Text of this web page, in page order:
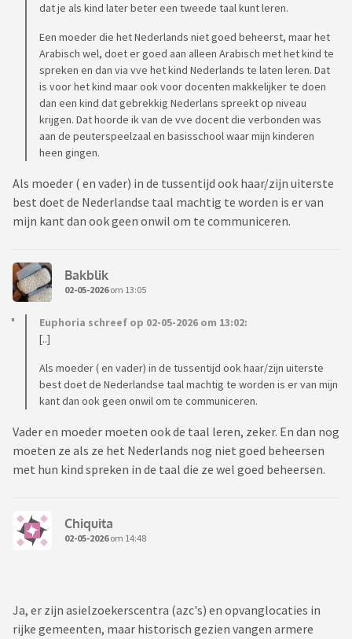
dat je als kind later beter een tweede taal kunt leren.
Een moeder die het Nederlands niet goed beheerst, maar het
Arabisch wel, doet er goed aan alleen Arabisch met het kind te
spreken en dan via vve het kind Nederlands te laten leren. Dat
is voor het kind maar ook voor docenten makkelijker te doen
dan een kind dat gebrekkig Nederlans spreekt op niveau
krijgen. Dat hoorde ik van de vve docent die verbonden was
aan de peuterspeelzaal en basisschool waar mijn kinderen
heen gingen.
Als moeder ( en vader) in de tussentijd ook haar/zijn uiterste
best doet de Nederlandse taal machtig te worden is er van
mijn kant dan ook geen onwil om te communiceren.
Bakblik
02-05-2026om 13:05
Euphoria schreef op 02-05-2026 om 13:02:
[..]
Als moeder ( en vader) in de tussentijd ook haar/zijn uiterste
best doet de Nederlandse taal machtig te worden is er van mijn
kant dan ook geen onwil om te communiceren.
Vader en moeder moeten ook de taal leren, zeker. En dan nog
moeten ze als ze het Nederlands nog niet goed beheersen
met hun kind spreken in de taal die ze wel goed beheersen.
Chiquita
02-05-2026om 14:48
Ja, er zijn asielzoekerscentra (azc's) en opvanglocaties in
rijke gemeenten, maar historisch gezien vangen armere